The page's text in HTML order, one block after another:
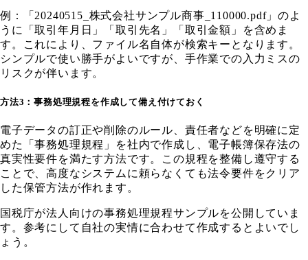
例：「20240515_株式会社サンプル商事_110000.pdf」のよ
うに「取引年月日」「取引先名」「取引金額」を含めま
す。これにより、ファイル名自体が検索キーとなります。
シンプルで使い勝手がよいですが、手作業での入力ミスの
リスクが伴います。
方法3：事務処理規程を作成して備え付けておく
電子データの訂正や削除のルール、責任者などを明確に定
めた「事務処理規程」を社内で作成し、電子帳簿保存法の
真実性要件を満たす方法です。この規程を整備し遵守する
ことで、高度なシステムに頼らなくても法令要件をクリア
した保管方法が作れます。
国税庁が法人向けの事務処理規程サンプルを公開していま
す。参考にして自社の実情に合わせて作成するとよいでし
ょう。